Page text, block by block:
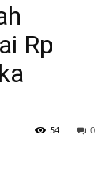
Rp
0
54